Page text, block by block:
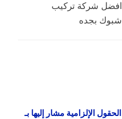
افضل شركة تركيب
شبوك بجده
الحقول الإلزامية مشار إليها بـ